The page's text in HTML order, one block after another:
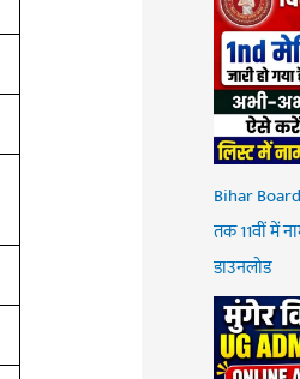
Bihar
तक 11वीं में
डाउनलोड